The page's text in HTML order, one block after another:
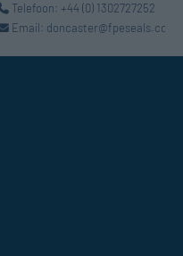
Telefoon: +44 (0) 1302727252
Email: doncaster@fpeseals.com